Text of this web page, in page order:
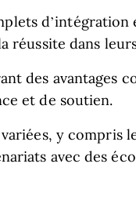
réussite dans
des avantages
et de soutien.
y compris
avec des